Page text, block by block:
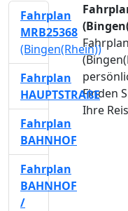
Finden
Ihre
Fahrplan
MRB25368
(Bingen(Rhein))
Fahrplan
HAUPTSTRAßE
Fahrplan
BAHNHOF
Fahrplan
BAHNHOF
/